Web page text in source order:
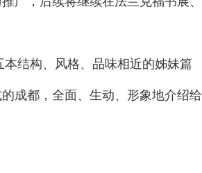
结构、风格、品味相近的姊妹篇
成都，全面、生动、形象地介绍给